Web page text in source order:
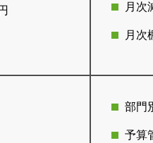
月次
月次
部門
予算